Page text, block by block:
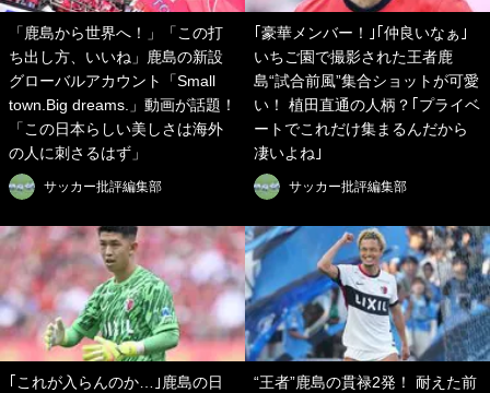
「鹿島から世界へ！」「この打
ち出し方、いいね」鹿島の新設
グローバルアカウント「Small
town.Big dreams.」動画が話題！
「この日本らしい美しさは海外
の人に刺さるはず」
サッカー批評編集部
｢豪華メンバー！｣｢仲良いなぁ｣
いちご園で撮影された王者鹿
島“試合前風”集合ショットが可愛
い！ 植田直通の人柄？｢プライベ
ートでこれだけ集まるんだから
凄いよね｣
サッカー批評編集部
｢これが入らんのか…｣鹿島の日
“王者”鹿島の貫禄2発！ 耐えた前